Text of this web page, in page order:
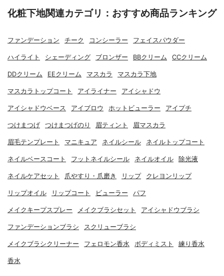
化粧下地関連カテゴリ：おすすめ商品ランキング
ファンデーション チーク コンシーラー フェイスパウダー
ハイライト シェーディング ブロンザー BBクリーム CCクリーム
DDクリーム EEクリーム マスカラ マスカラ下地
マスカラトップコート アイライナー アイシャドウ
アイシャドウベース アイブロウ ホットビューラー アイプチ
つけまつげ つけまつげのり 眉ティント 眉マスカラ
眉毛テンプレート マニキュア ネイルシール ネイルトップコート
ネイルベースコート フットネイルシール ネイルオイル 除光液
ネイルケアセット 爪やすり・爪磨き リップ クレヨンリップ
リップオイル リップコート ビューラー パフ
メイクキープスプレー メイクブラシセット アイシャドウブラシ
ファンデーションブラシ スクリューブラシ
メイクブラシクリーナー フェロモン香水 ボディミスト 練り香水
香水